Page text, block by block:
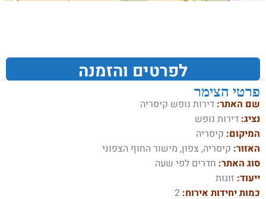
לפרטים והזמנה
פרטי הצימר
שם האתר: דירות נופש קיסריה
נציג: דירות נופש
המיקום: קיסריה
האזור: קיסריה, צפון, מישור החוף הצפוני
סוג האתר: חדרים לפי שעה
ייעוד: זוגות
כמות יחידות אירוח: 2